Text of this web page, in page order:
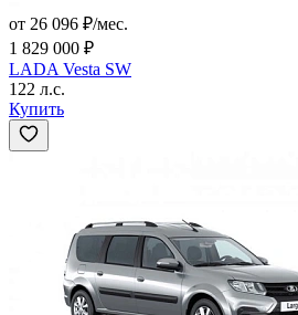
от 26 096 ₽/мес.
1 829 000 ₽
LADA Vesta SW
122 л.с.
Купить